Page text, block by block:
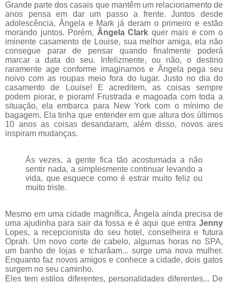
Grande parte dos casais que mantêm um relacionamento de
anos pensa em dar um passo a frente. Juntos desde
adolescência, Ângela e Mark já deram o primeiro e estão
morando juntos. Porém, Ângela Clark quer mais e com o
iminente casamento de Louise, sua melhor amiga, ela não
consegue parar de pensar quando finalmente poderá
marcar a data do seu. Infelizmente, ou não, o destino
raramente age conforme imaginamos e Ângela pega seu
noivo com as roupas meio fora do lugar. Justo no dia do
casamento de Louise! E acreditem, as coisas sempre
podem piorar, e pioram! Frustrada e magoada com toda a
situação, ela embarca para New York com o mínimo de
bagagem. Ela tinha que entender em que altura dos últimos
10 anos as coisas desandaram, além disso, novos ares
inspiram mudanças.
Ás vezes, a gente fica tão acostumada a não
sentir nada, a simplesmente continuar levando a
vida, que esquece como é estrar muito feliz ou
muito triste.
Mesmo em uma cidade magnífica, Ângela ainda precisa de
uma ajudinha para sair da fossa e é aqui que entra Jenny
Lopes, a recepcionista do seu hotel, conselheira e futura
Oprah. Um novo corte de cabelo, algumas horas no SPA,
um banho de lojas e tcharãam... surge uma nova mulher.
Enquanto faz novos amigos e conhece a cidade, dois gatos
surgem no seu caminho.
Eles tem estilos diferentes, personalidades diferentes... De